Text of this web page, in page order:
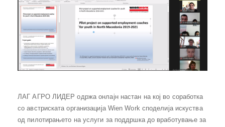
ЛАГ АГРО ЛИДЕР одржа онлајн настан на кој во соработка
со австриската организација Wien Work споделија искуства
од пилотирањето на услуги за поддршка до вработување за